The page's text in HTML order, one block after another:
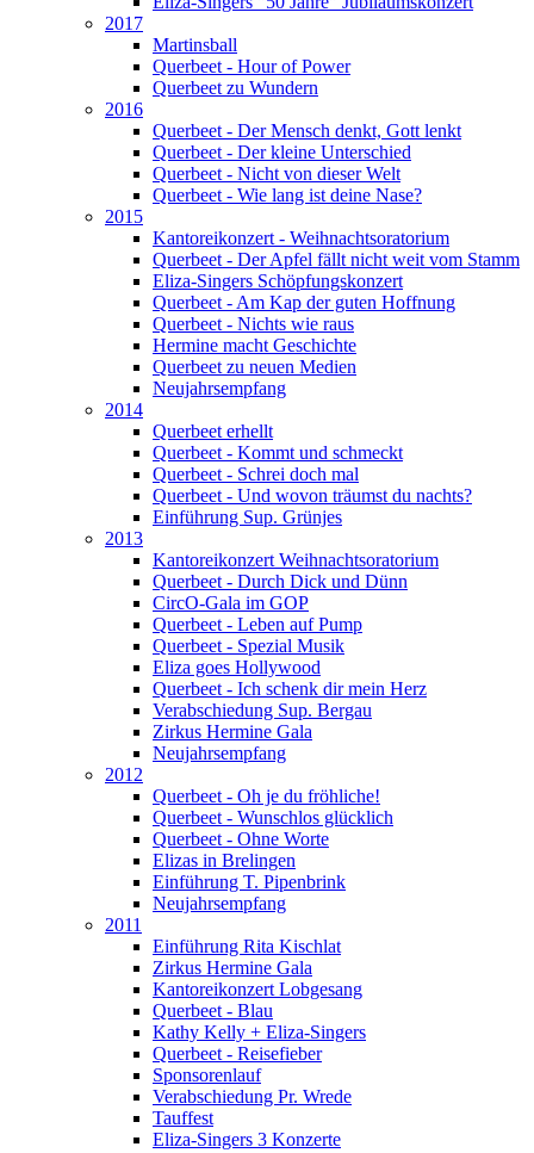
2017
Martinsball
Querbeet - Hour of Power
Querbeet zu Wundern
2016
Querbeet - Der Mensch denkt, Gott lenkt
Querbeet - Der kleine Unterschied
Querbeet - Nicht von dieser Welt
Querbeet - Wie lang ist deine Nase?
2015
Kantoreikonzert - Weihnachtsoratorium
Querbeet - Der Apfel fällt nicht weit vom Stamm
Eliza-Singers Schöpfungskonzert
Querbeet - Am Kap der guten Hoffnung
Querbeet - Nichts wie raus
Hermine macht Geschichte
Querbeet zu neuen Medien
Neujahrsempfang
2014
Querbeet erhellt
Querbeet - Kommt und schmeckt
Querbeet - Schrei doch mal
Querbeet - Und wovon träumst du nachts?
Einführung Sup. Grünjes
2013
Kantoreikonzert Weihnachtsoratorium
Querbeet - Durch Dick und Dünn
CircO-Gala im GOP
Querbeet - Leben auf Pump
Querbeet - Spezial Musik
Eliza goes Hollywood
Querbeet - Ich schenk dir mein Herz
Verabschiedung Sup. Bergau
Zirkus Hermine Gala
Neujahrsempfang
2012
Querbeet - Oh je du fröhliche!
Querbeet - Wunschlos glücklich
Querbeet - Ohne Worte
Elizas in Brelingen
Einführung T. Pipenbrink
Neujahrsempfang
2011
Einführung Rita Kischlat
Zirkus Hermine Gala
Kantoreikonzert Lobgesang
Querbeet - Blau
Kathy Kelly + Eliza-Singers
Querbeet - Reisefieber
Sponsorenlauf
Verabschiedung Pr. Wrede
Tauffest
Eliza-Singers 3 Konzerte